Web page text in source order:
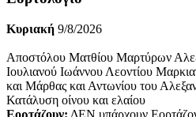
Κυριακή 9/8/2026
Αποστόλου Ματθίου Μαρτύρων
Ιουλιανού Ιωάννου Λεοντίου
και Μάρθας και Αντωνίου του
Κατάλυση οίνου και ελαίου